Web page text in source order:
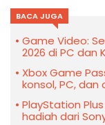
BACA JUGA
Game Video:
2026 di PC dan
Xbox Game
konsol, PC, dan
PlayStation
hadiah dari